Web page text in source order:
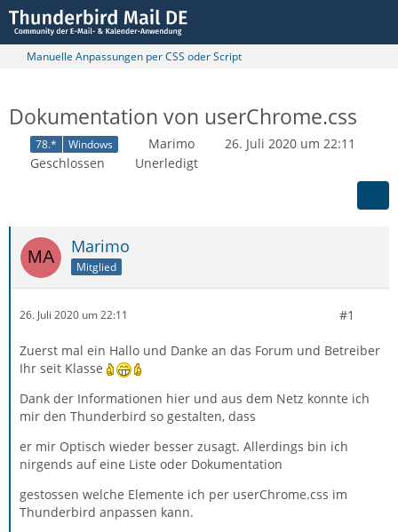
Manuelle Anpassungen per CSS oder Script
Dokumentation von userChrome.css
78.* Windows Marimo
26. Juli 2020 um 22:11
Geschlossen
Unerledigt
Marimo
Mitglied
26. Juli 2020 um 22:11 #1
Zuerst mal ein Hallo und Danke an das Forum und Betreiber
Ihr seit Klasse
Dank der Informationen hier und aus dem Netz konnte ich
mir den Thunderbird so gestalten, dass
er mir Optisch wieder besser zusagt. Allerdings bin ich
nirgends auf eine Liste oder Dokumentation
gestossen welche Elemente ich per userChrome.css im
Thunderbird anpassen kann.